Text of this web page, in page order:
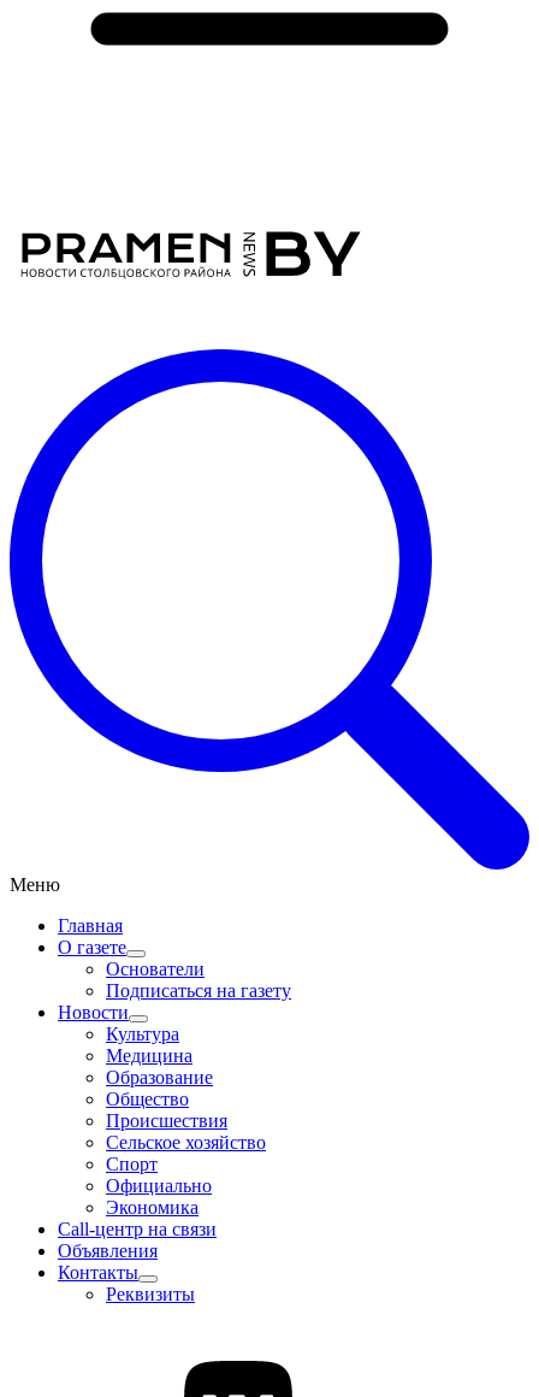
Меню
Главная
О газете
Основатели
Подписаться на газету
Новости
Культура
Медицина
Образование
Общество
Происшествия
Сельское хозяйство
Спорт
Официально
Экономика
Call-центр на связи
Объявления
Контакты
Реквизиты